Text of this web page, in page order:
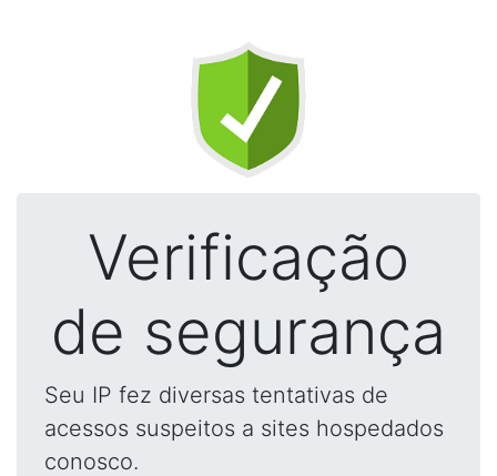
Verificação
de segurança
Seu IP fez diversas tentativas de
acessos suspeitos a sites hospedados
conosco.